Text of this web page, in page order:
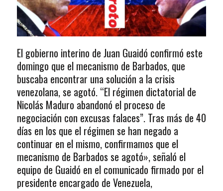
El gobierno interino de Juan Guaidó confirmó este
domingo que el mecanismo de Barbados, que
buscaba encontrar una solución a la crisis
venezolana, se agotó. “El régimen dictatorial de
Nicolás Maduro abandonó el proceso de
negociación con excusas falaces”. Tras más de 40
días en los que el régimen se han negado a
continuar en el mismo, confirmamos que el
mecanismo de Barbados se agotó», señaló el
equipo de Guaidó en el comunicado firmado por el
presidente encargado de Venezuela,